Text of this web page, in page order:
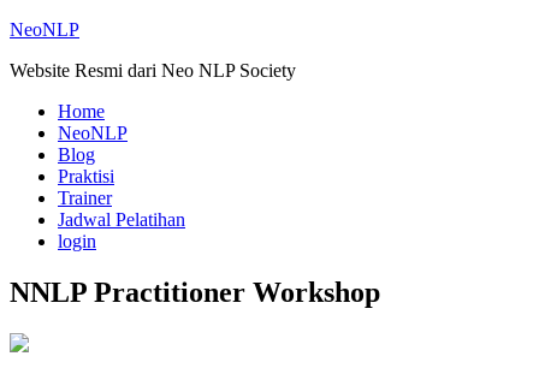
NeoNLP
Website Resmi dari Neo NLP Society
Home
NeoNLP
Blog
Praktisi
Trainer
Jadwal Pelatihan
login
NNLP Practitioner Workshop